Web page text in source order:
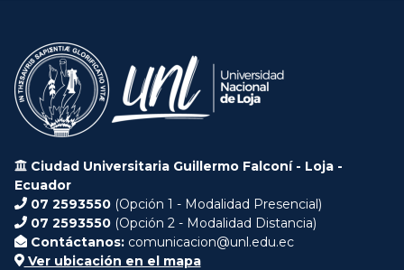
Ciudad Universitaria Guillermo Falconí - Loja -
Ecuador
07 2593550 (Opción 1 - Modalidad Presencial)
07 2593550 (Opción 2 - Modalidad Distancia)
Contáctanos: comunicacion@unl.edu.ec
Ver ubicación en el mapa